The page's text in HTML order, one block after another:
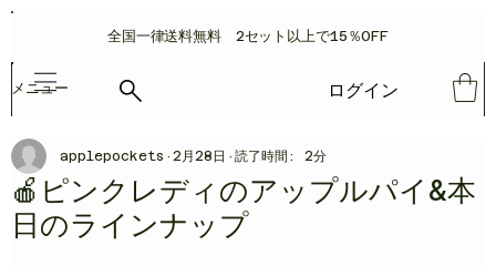
​全国一律送料無料 2セット以上で15％OFF
ログイン
メニュー
🍎ピンクレディのアップルパイ&本
日のラインナップ
applepockets 2月28日 読了時間: 2分